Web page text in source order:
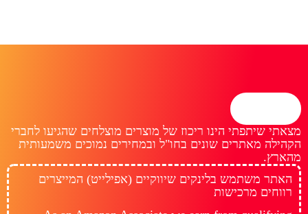
מצאתי שיתפתי הינו ריכוז של מוצרים מוצלחים שהגיעו לחברי
הקהילה מאתרים שונים בחו"ל ובמחירים נמוכים משמעותית
מהארץ.
האתר משתמש בלינקים שיווקיים (אפילייט) המייצרים
רווחים מרכישות